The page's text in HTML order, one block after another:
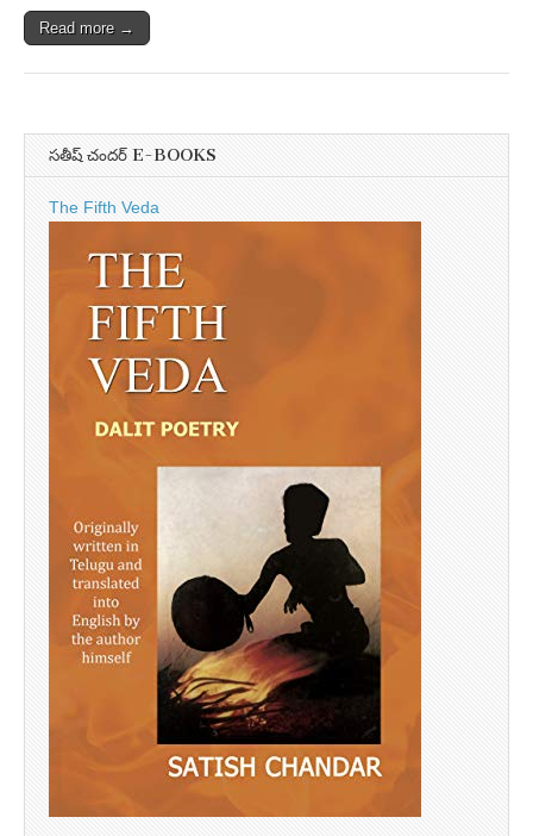
Read more →
సతీష్ చందర్ E-BOOKS
The Fifth Veda